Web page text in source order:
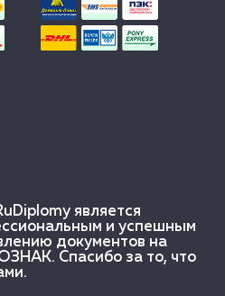
является
и успешным
документов на
Спасибо за то, что